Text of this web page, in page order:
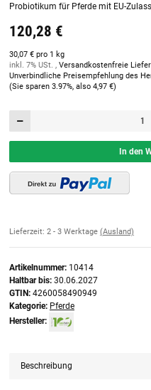
Probiotikum für Pferde mit EU-
120,28 €
30,07 € pro 1 kg
inkl. 7% USt. , Versandkostenfreie
Unverbindliche Preisempfehlung des
(Sie sparen 3.97%, also 4,97 €)
In den
Lieferzeit: 2 - 3 Werktage (Ausland)
Artikelnummer: 10414
Haltbar bis: 30.06.2027
GTIN: 4260058490949
Kategorie: Pferde
Hersteller:
Beschreibung